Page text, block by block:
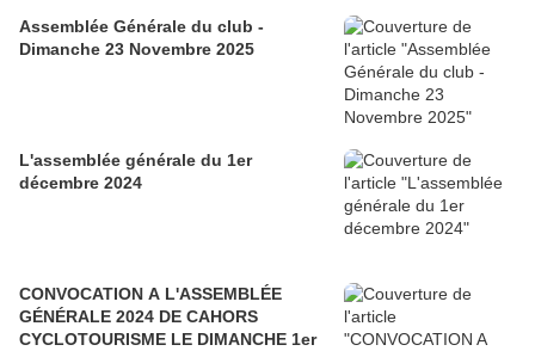
Assemblée Générale du club -
Dimanche 23 Novembre 2025
L'assemblée générale du 1er
décembre 2024
CONVOCATION A L'ASSEMBLÉE
GÉNÉRALE 2024 DE CAHORS
CYCLOTOURISME LE DIMANCHE 1er